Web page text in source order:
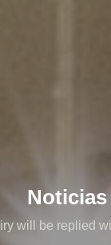
Noticias
will be replied